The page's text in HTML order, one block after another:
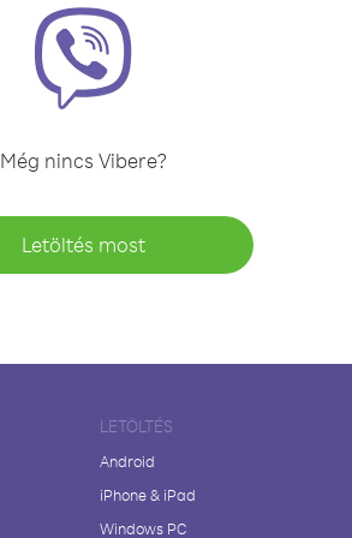
Még nincs Vibere?
Letöltés most
LETÖLTÉS
Android
iPhone & iPad
Windows PC